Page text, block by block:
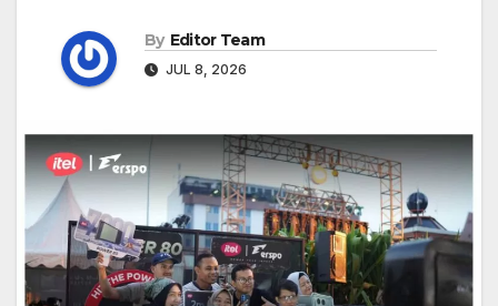
By Editor Team
JUL 8, 2026